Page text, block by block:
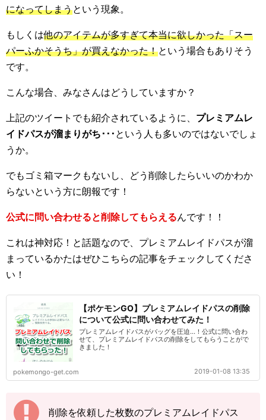
になってしまうという現象。
もしくは他のアイテムが多すぎて本当に欲しかった「スー
パーふかそうち」が買えなかった！という場合もありそう
です。
こんな場合、みなさんはどうしていますか？
上記のツイートでも紹介されているように、 プレミアムレ
イドパスが溜まりがち･･･ という人も多いのではないでしょ
うか。
でもゴミ箱マークもないし、どう削除したらいいのかわか
らないという方に朗報です！
公式に問い合わせると削除してもらえるんです！！
これは神対応！と話題なので、プレミアムレイドパスが溜
まっているかたはぜひこちらの記事をチェックしてくださ
い！
【ポケモンGO】プレミアムレイドパスの削除
について公式に問い合わせてみた！
プレミアムレイドパスがバッグを圧迫…！公式に問い合わ
せて、プレミアムレイドパスの削除をしてもらうことがで
きました！
pokemongo-get.com 2019-01-08 13:35
削除を依頼した枚数のプレミアムレイドパス